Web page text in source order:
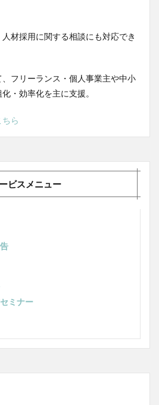
材採用に関する相談にも対応でき
フリーランス・個人事業主や中小
・効率化を主に支援。
ちら
ビスメニュー
ミナー